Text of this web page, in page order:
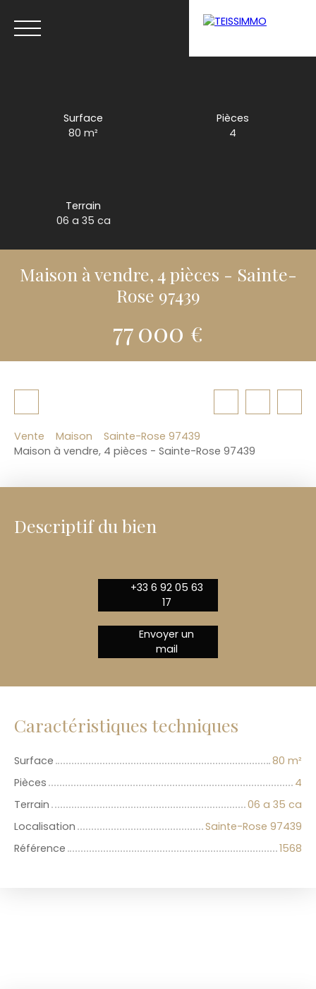
Surface
80m²
Pièces
4
Terrain
06 a 35 ca
Maison à vendre, 4 pièces - Sainte-
Rose 97439
77 000 €
Vente Maison
Sainte-Rose 97439
Maison à vendre, 4 pièces - Sainte-Rose 97439
Descriptif du bien
+33 6 92 05 63
17
Envoyer un
mail
Caractéristiques techniques
Surface 80 m²
Pièces
4
Terrain
06 a 35 ca
Localisation
Sainte-Rose 97439
Référence
1568